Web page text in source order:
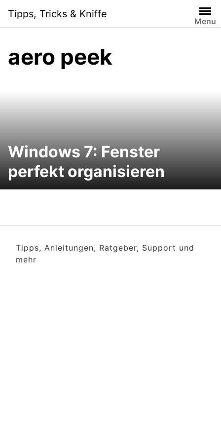
content
Tipps, Tricks & Kniffe
Menu
aero peek
Windows 7: Fenster
perfekt organisieren
Tipps, Anleitungen, Ratgeber, Support und
mehr